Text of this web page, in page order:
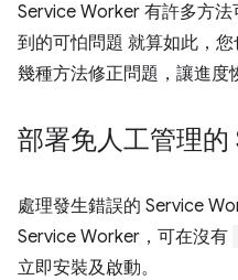
Service Worker 有許多方
到的可怕問題 就算如此，
幾種方法修正問題，讓進度
部署免人工管理
處理發生錯誤的 Service
Service Worker，可在沒有
立即安裝及啟動。